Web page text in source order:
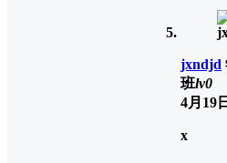
jxndjd
班lv0
4月19日
x